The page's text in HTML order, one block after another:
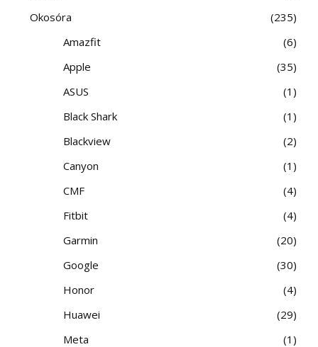
Okosóra
235
Amazfit
6
Apple
35
ASUS
1
Black Shark
1
Blackview
2
Canyon
1
CMF
4
Fitbit
4
Garmin
20
Google
30
Honor
4
Huawei
29
Meta
1